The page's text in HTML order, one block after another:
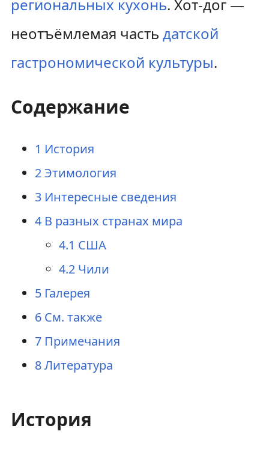
региональных кухонь. Хот-дог —
неотъёмлемая часть датской
гастрономической культуры.
Содержание
1 История
2Этимология
3 Интересные сведения
4 В разных странах мира
4.1 США
4.2 Чили
5 Галерея
6 См. также
7 Примечания
8Литература
История